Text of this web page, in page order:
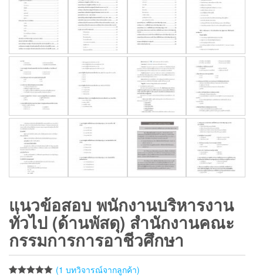
แนวข้อสอบ พนักงานบริหารงาน
ทั่วไป (ด้านพัสดุ) สำนักงานคณะ
กรรมการการอาชีวศึกษา
(1 บทวิจารณ์จากลูกค้า)